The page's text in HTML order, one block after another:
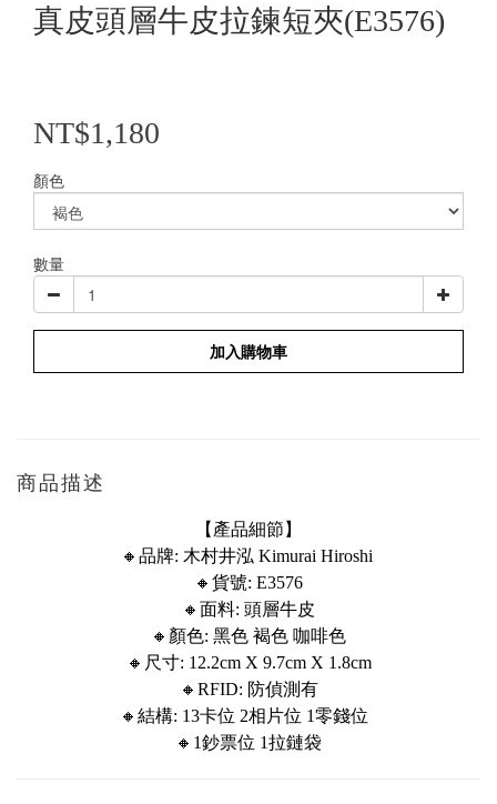
真皮頭層牛皮拉鍊短夾(E3576)
NT$1,180
顏色
數量
加入購物車
商品描述
【產品細節】
🔸品牌: 木村井泓 Kimurai Hiroshi
🔸貨號: E3576
🔸面料: 頭層牛皮
🔸顏色: 黑色 褐色 咖啡色
🔸尺寸: 12.2cm X 9.7cm X 1.8cm
🔸RFID: 防偵測有
🔸結構: 13卡位 2相片位 1零錢位
🔸1鈔票位 1拉鏈袋